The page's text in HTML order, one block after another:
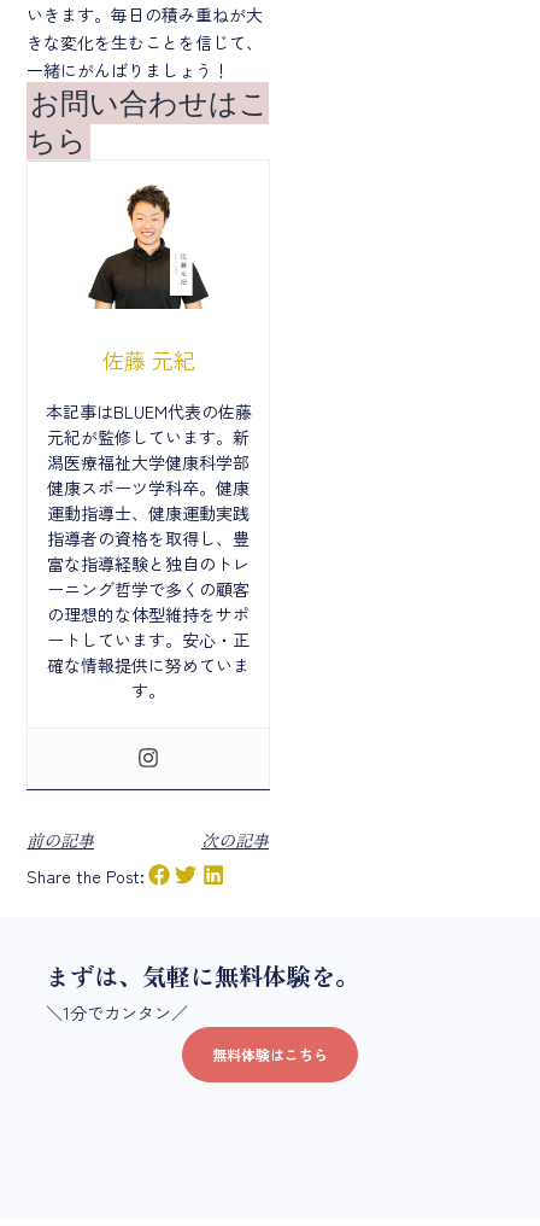
いきます。毎日の積み重ねが大
きな変化を生むことを信じて、
一緒にがんばりましょう！
お問い合わせはこ
ちら
佐藤 元紀
本記事はBLUEM代表の佐藤
元紀が監修しています。新
潟医療福祉大学健康科学部
健康スポーツ学科卒。健康
運動指導士、健康運動実践
指導者の資格を取得し、豊
富な指導経験と独自のトレ
ーニング哲学で多くの顧客
の理想的な体型維持をサポ
ートしています。安心・正
確な情報提供に努めていま
す。
前の記事
次の記事
Share the Post:
まずは、気軽に無料体験を。
＼1分でカンタン／
無料体験はこちら